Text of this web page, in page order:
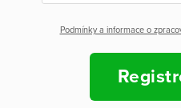
Podmínky a informace o